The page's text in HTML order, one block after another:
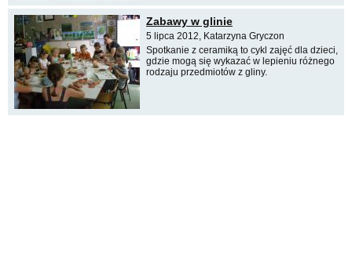
Zabawy w glinie
5 lipca 2012, Katarzyna Gryczon
Spotkanie z ceramiką to cykl zajęć dla dzieci,
gdzie mogą się wykazać w lepieniu różnego
rodzaju przedmiotów z gliny.